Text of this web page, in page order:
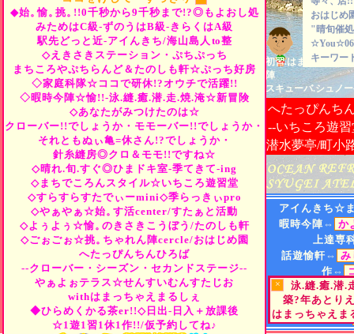
おはじめ
"晴旬催
キーワー
初習.はまっちゃえ
陣
スキューバ.シュノ
へたっぴんち
--いちころ遊習
潜水夢亭/町小
アイんきち☆
暇時今陣⇔ か
上達専
話遊愉軒⇔ み
作⇔
遊⇔ "Teaor
街⇔ ひらめく
町小路屋⇔
泳.縫.癒.潜.
築?年あとり
はまっちゃえ
×
◆始。愉。挑。!!0千秒から9千秒まで!?◎もよおし処
みためはC級-ずのうはB級-きらくはA級
駅先どっと近-アイんきち/海山島人 to整
◇えきさきステーション・ぷちぷっち
まちころやぷちらんど＆たのしも軒☆ぷっち好房
◇家庭科隊☆ココで研休!?オウチで活躍!!
◇暇時今陣☆愉!!-泳.縫.癒.潜.走.焼.淹☆新冒険
◇あなたがみつけたのは☆
クローバー!!でしょうか・モモーバー!!でしょうか・
それともぬぃ亀=休さん!?でしょうか・
針糸縫房◎クロ＆モモ!!ですね☆
◇晴れ.旬.すぐ◎ひまドキ室-季てきて-ing
◇まちでころんスタイル☆いちころ遊習堂
◇すらすらすたでぃーmini◇季らっきぃpro
◇やぁやぁ☆始。す活center/すたぁと活動
◇よぅよぅ☆愉。のきさきこうぼう/たのしも軒
◇ごぉごぉ☆挑。ちゃれん陣cercle/おはじめ園
へたっぴんちんひろば
--クローバー・シーズン・セカンドステージ--
やぁよぉテラス☆せんすいむんすたじお
withはまっちゃえまるしぇ
◆ひらめくかる茶er!!◇日出-日入＋放課後
☆1遊1習1休1作!!/仮予約してね♪